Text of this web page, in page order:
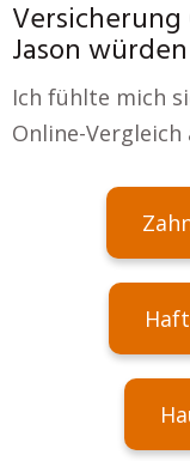
Jason
Ich fühlte mich
Online-